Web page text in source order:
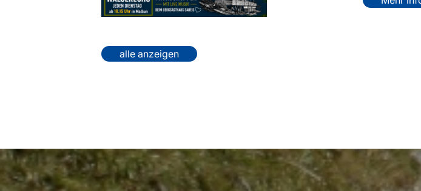
alle anzeigen